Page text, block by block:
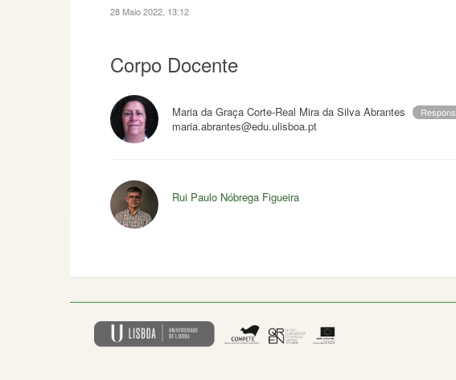
28 Maio 2022, 13:12
Corpo Docente
Maria da Graça Corte-Real Mira da Silva Abrantes
maria.abrantes@edu.ulisboa.pt
Rui Paulo Nóbrega Figueira